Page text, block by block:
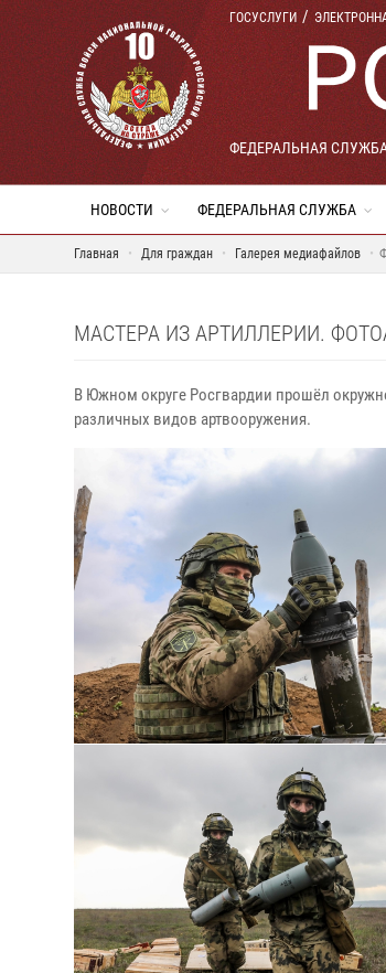
ГОСУСЛУГИ
ФЕДЕРАЛЬНАЯ
НОВОСТИ ФЕДЕРАЛЬНАЯ СЛУЖБА
Главная Для граждан Галерея медиафайлов
МАСТЕРА ИЗ АРТИЛЛЕРИИ.
В Южном округе Росгвардии прошёл
различных видов артвооружения.